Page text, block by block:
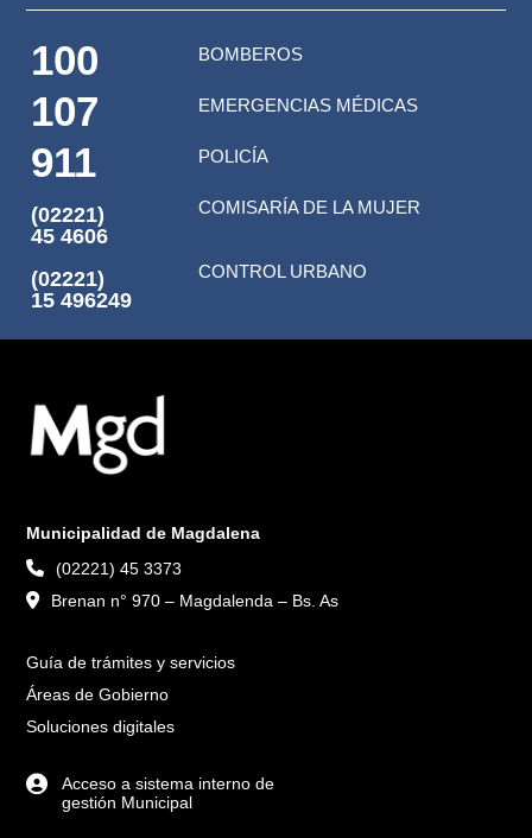
100 BOMBEROS
107 EMERGENCIAS MÉDICAS
911 POLICÍA
(02221)
45 4606
COMISARÍA DE LA MUJER
(02221)
15 496249
CONTROL URBANO
Municipalidad de Magdalena
(02221) 45 3373
Brenan n° 970 – Magdalenda – Bs. As
Guía de trámites y servicios
Áreas de Gobierno
Soluciones digitales
Acceso a sistema interno de
gestión Municipal